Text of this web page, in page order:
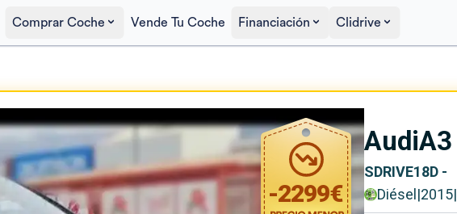
Comprar Coche Vende Tu Coche Financiación Clidrive
-2299€
15.000€
AudiA3
SDRIVE18D -
Diésel|2015|